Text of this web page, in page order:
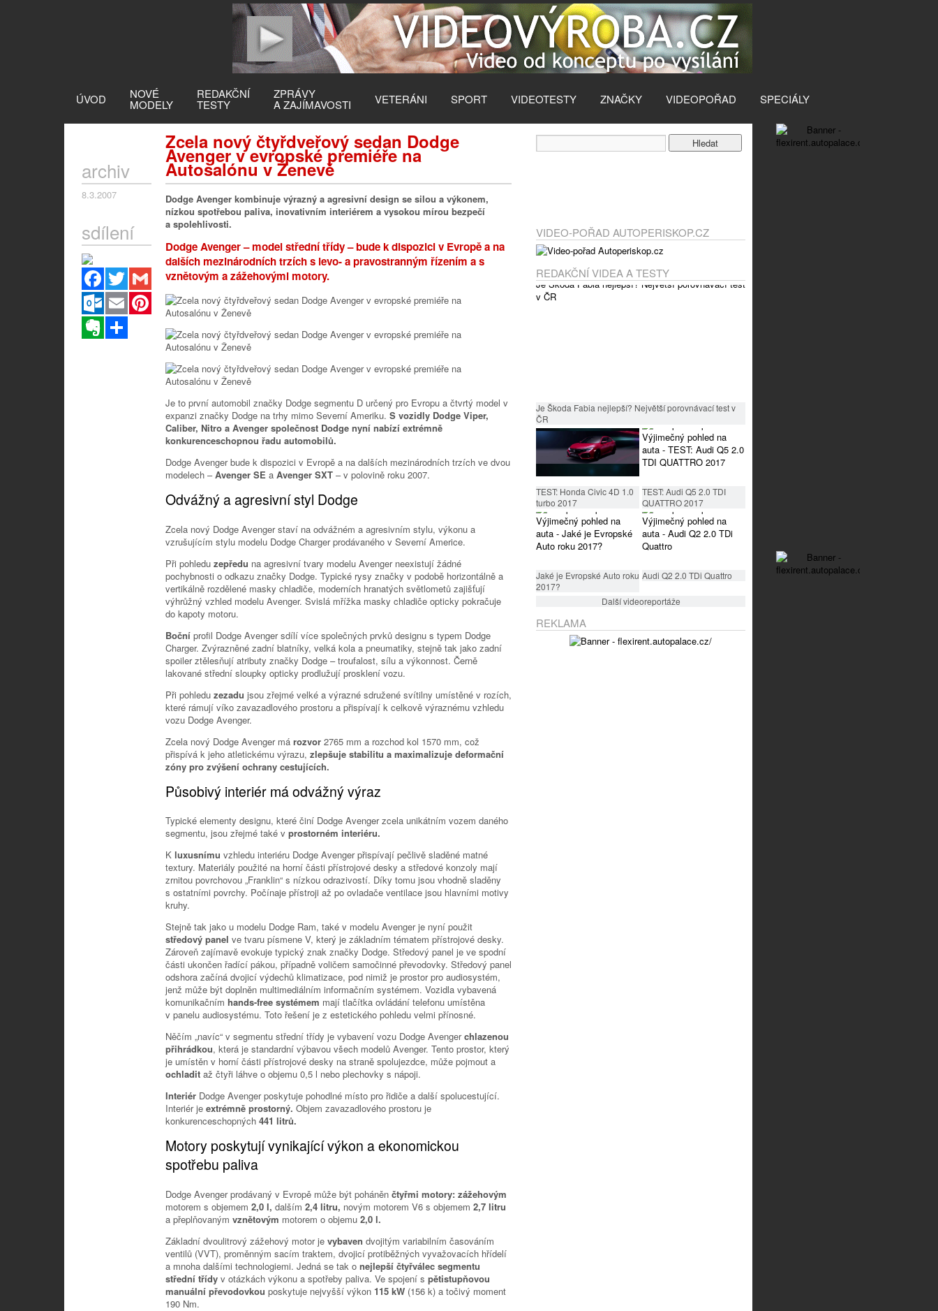
ÚVOD NOVÉ
MODELY
REDAKČNÍ
TESTY
ZPRÁVY
A ZAJÍMAVOSTI VETERÁNI SPORT VIDEOTESTY ZNAČKY VIDEOPOŘAD SPECIÁLY
Zcela nový čtyřdveřový sedan Dodge
Avenger v evropské premiéře na
Autosalónu v Ženevě
archiv
8.3.2007
sdílení
Facebook
Twitter
Gmail
Outlook.com
Email
Pinterest
Evernote
Dodge Avenger kombinuje výrazný a agresivní design se silou a výkonem,
nízkou spotřebou paliva, inovativním interiérem a vysokou mírou bezpečí
a spolehlivosti.
Dodge Avenger – model střední třídy – bude k dispozici v Evropě a na
dalších mezinárodních trzích s levo- a pravostranným řízením a s
vznětovým a zážehovými motory.
Je to první automobil značky Dodge segmentu D určený pro Evropu a čtvrtý model v
expanzi značky Dodge na trhy mimo Severní Ameriku. S vozidly Dodge Viper,
Caliber, Nitro a Avenger společnost Dodge nyní nabízí extrémně
konkurenceschopnou řadu automobilů.
Dodge Avenger bude k dispozici v Evropě a na dalších mezinárodních trzích ve dvou
modelech –Avenger SE a Avenger SXT – v polovině roku 2007.
Odvážný a agresivní styl Dodge
Zcela nový Dodge Avenger staví na odvážném a agresivním stylu, výkonu a
vzrušujícím stylu modelu Dodge Charger prodávaného v Severní Americe.
Při pohledu zepředu na agresivní tvary modelu Avenger neexistují žádné
pochybnosti o odkazu značky Dodge. Typické rysy značky v podobě horizontálně a
vertikálně rozdělené masky chladiče, moderních hranatých světlometů zajišťují
výhrůžný vzhled modelu Avenger. Svislá mřížka masky chladiče opticky pokračuje
do kapoty motoru.
Boční profil Dodge Avenger sdílí více společných prvků designu s typem Dodge
Charger. Zvýrazněné zadní blatníky, velká kola a pneumatiky, stejně tak jako zadní
spoiler ztělesňují atributy značky Dodge – troufalost, sílu a výkonnost. Černě
lakované střední sloupky opticky prodlužují prosklení vozu.
Při pohledu zezadu jsou zřejmé velké a výrazné sdružené svítilny umístěné v rozích,
které rámují víko zavazadlového prostoru a přispívají k celkově výraznému vzhledu
vozu Dodge Avenger.
Zcela nový Dodge Avenger má rozvor 2765 mm a rozchod kol 1570 mm, což
přispívá k jeho atletickému výrazu, zlepšuje stabilitu a maximalizuje deformační
zóny pro zvýšení ochrany cestujících.
Působivý interiér má odvážný výraz
Typické elementy designu, které činí Dodge Avenger zcela unikátním vozem daného
segmentu, jsou zřejmé také v prostorném interiéru.
K luxusnímu vzhledu interiéru Dodge Avenger přispívají pečlivě sladěné matné
textury. Materiály použité na horní části přístrojové desky a středové konzoly mají
zrnitou povrchovou „Franklin“ s nízkou odrazivostí. Díky tomu jsou vhodně sladěny
s ostatními povrchy. Počínaje přístroji až po ovladače ventilace jsou hlavními motivy
kruhy.
Stejně tak jako u modelu Dodge Ram, také v modelu Avenger je nyní použit
středový panel ve tvaru písmene V, který je základním tématem přístrojové desky.
Zároveň zajímavě evokuje typický znak značky Dodge. Středový panel je ve spodní
části ukončen řadící pákou, případně voličem samočinné převodovky. Středový panel
odshora začíná dvojicí výdechů klimatizace, pod nimiž je prostor pro audiosystém,
jenž může být doplněn multimediálním informačním systémem. Vozidla vybavená
komunikačním hands-free systémem mají tlačítka ovládání telefonu umístěna
v panelu audiosystému. Toto řešení je z estetického pohledu velmi přínosné.
Něčím „navíc“ v segmentu střední třídy je vybavení vozu Dodge Avengerchlazenou
přihrádkou, která je standardní výbavou všech modelů Avenger. Tento prostor, který
je umístěn v horní části přístrojové desky na straně spolujezdce, může pojmout a
ochladit až čtyři láhve o objemu 0,5 l nebo plechovky s nápoji.
Interiér Dodge Avenger poskytuje pohodlné místo pro řidiče a další spolucestující.
Interiér je extrémně prostorný. Objem zavazadlového prostoru je
konkurenceschopných 441 litrů.
Motory poskytují vynikající výkon a ekonomickou
spotřebu paliva
Dodge Avenger prodávaný v Evropě může být poháněn čtyřmi motory: zážehovým
motorem s objemem 2,0 l, dalším 2,4 litru, novým motorem V6 s objemem 2,7 litru
a přeplňovaným vznětovým motorem o objemu 2,0 l.
Základní dvoulitrový zážehový motor je vybaven dvojitým variabilním časováním
ventilů (VVT), proměnným sacím traktem, dvojicí protiběžných vyvažovacích hřídelí
a mnoha dalšími technologiemi. Jedná se tak o nejlepší čtyřválec segmentu
střední třídy v otázkách výkonu a spotřeby paliva. Ve spojení s pětistupňovou
manuální převodovkou poskytuje nejvyšší výkon 115 kW (156 k) a točivý moment
190 Nm.
VIDEO-POŘAD AUTOPERISKOP.CZ
REDAKČNÍ VIDEA A TESTY
Je Škoda Fabia nejlepší? Největší porovnávací test v
ČR
TEST: Honda Civic 4D 1.0
turbo 2017
TEST: Audi Q5 2.0 TDI
QUATTRO 2017
Jaké je Evropské Auto roku
2017?
Audi Q2 2.0 TDi Quattro
Další videoreportáže
REKLAMA